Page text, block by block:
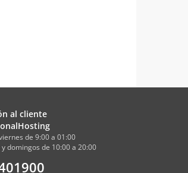
al cliente
de 9:00 a 01:00
y domingos de 10:00 a 20:00